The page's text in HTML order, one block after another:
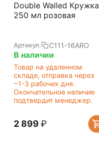
Double Walled Кружка
250 мл розовая
Артикул: C111-16ARO
В наличии
Товар на удаленном
складе, отправка через
~1-3 рабочих дня.
Окончательное наличие
подтвердит менеджер.
2 899 ₽